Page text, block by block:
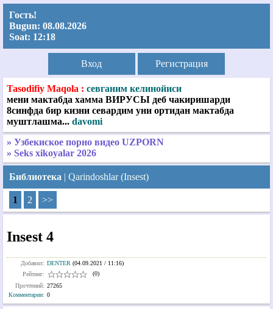
Гость!
Bugun: 08.08.2026
Soat: 12:18
Вход Регистрация
Tasodifiy Maqola : севганим келинойиси
мени мактабда хамма ВИРУСЫ деб чакиришарди
8синфда бир кизни севардим уни ортидан мактабда
муштлашма... davomi
» Узбекиское порно видео UZPORN
» Seks xikoyalar 2026
Библиотека | Qarindoshlar (Insest)
1 2 >>
Insest 4
Добавил: DENTER (04.09.2021 / 11:16)
Рейтинг:
(0)
Прочтений: 27265
Комментарии: 0